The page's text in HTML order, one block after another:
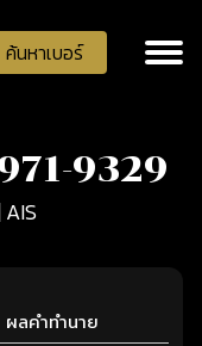
ค้นหาเบอร์
9329
ผลคำทำนาย